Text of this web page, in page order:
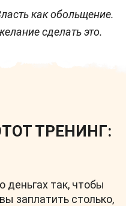
как обольщение.
сделать это.
ТРЕНИНГ:
деньгах так, чтобы
заплатить столько,